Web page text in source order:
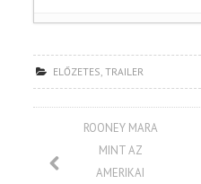
ELŐZETES,TRAILER
ROONEY MARA
MINT AZ
AMERIKAI